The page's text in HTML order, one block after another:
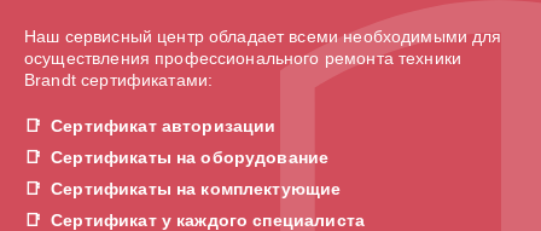
Наш сервисный центр обладает всеми необходимыми для
осуществления профессионального ремонта техники
Brandt сертификатами:
Сертификат авторизации
Сертификаты на оборудование
Сертификаты на комплектующие
Сертификат у каждого специалиста